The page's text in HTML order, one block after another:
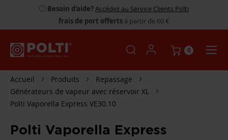
Besoin d'aide?Accédez au Service Clients Polti
frais de port offerts à partir de 60 €
0
Accueil Produits
Repassage
Générateurs de vapeur avec réservoir XL
Polti Vaporella Express VE30.10
Polti Vaporella Express